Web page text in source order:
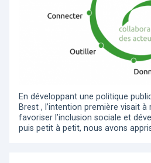
En développant une politique
Brest , l’intention première visait à
favoriser l’inclusion sociale et
puis petit à petit, nous avons